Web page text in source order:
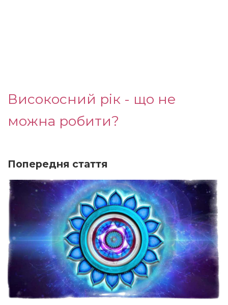
Високосний рік - що не
можна робити?
Попередня стаття